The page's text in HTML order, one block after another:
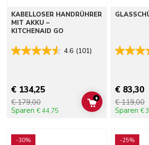
KABELLOSER HANDRÜHRER
MIT AKKU –
KITCHENAID GO
4.6 (101)
€ 134,25
€ 179,00
Sparen € 44,75
ADD TO CART
+
€ 83,30
€ 119,00
Sparen €
-30% -25%